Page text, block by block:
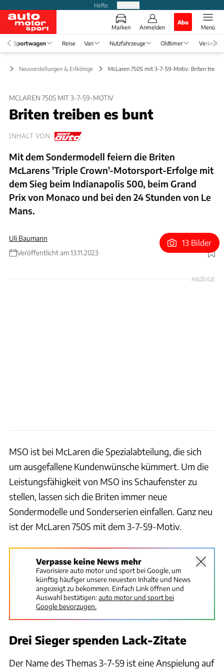
Hefte
Marken Anmelden
Abo
Menü
Sportwagen Reise Van Nutzfahrzeuge Oldtimer Verkehr
Neuvorstellungen & Erlkönige McLaren 750S mit 3-7-59-Motiv: Briten
MCLAREN 750S MIT 3-7-59-MOTIV
Briten treiben es bunt
INHALT VON
Mit dem Sondermodell feiern die Briten
McLarens 'Triple Crown'-Motorsport-Erfolge mit
dem Sieg beim Indianapolis 500, beim Grand
Prix von Monaco und bei den 24 Stunden von Le
Mans.
Uli Baumann
Veröffentlicht am 13.11.2023
Foto: McLaren
13 Bilder
ANZEIGE
MSO ist bei McLaren die Spezialabteilung, die sich
um ausgefallene Kundenwünsche kümmert. Um die
Leistungsfähigkeit von MSO ins Schaufenster zu
stellen, lassen sich die Briten immer neue
Sondermodelle und Sonderserien einfallen. Ganz neu
ist der McLaren 750S mit dem 3-7-59-Motiv.
Verpasse keine News mehr
Favorisiere auto motor und sport bei Google, um
künftig häufiger unsere neuesten Inhalte und News
angezeigt zu bekommen. Einfach Link öffnen und
Auswahl bestätigen:auto motor und sport bei
Google bevorzugen.
Drei Sieger spenden Lack-Zitate
Der Name des Themas 3-7-59 ist eine Anspielung auf